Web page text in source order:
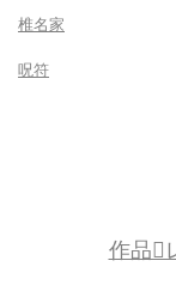
椎名家
呪符
作品